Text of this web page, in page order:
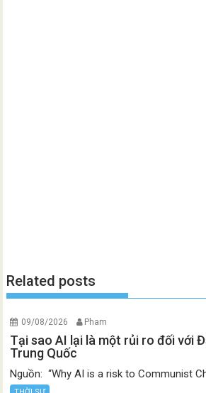
Related posts
09/08/2026 Pham
Tại sao AI lại là một rủi ro đối với
Trung Quốc
Nguồn: “Why AI is a risk to Communist